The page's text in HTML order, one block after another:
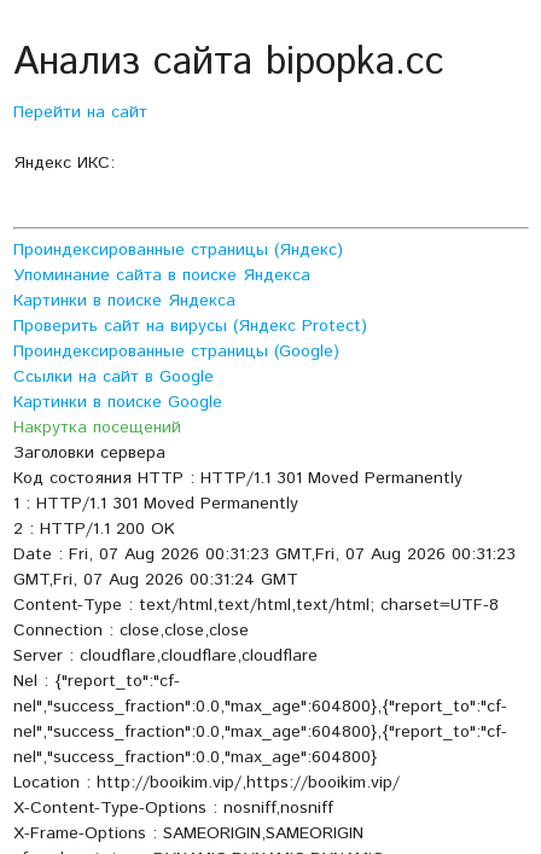
Анализ сайта bipopka.cc
Перейти на сайт
Яндекс ИКС:
Проиндексированные страницы (Яндекс)
Упоминание сайта в поиске Яндекса
Картинки в поиске Яндекса
Проверить сайт на вирусы (Яндекс Protect)
Проиндексированные страницы (Google)
Ссылки на сайт в Google
Картинки в поиске Google
Накрутка посещений
Заголовки сервера
Код состояния HTTP : HTTP/1.1 301 Moved Permanently
1 : HTTP/1.1 301 Moved Permanently
2 : HTTP/1.1 200 OK
Date : Fri, 07 Aug 2026 00:31:23 GMT,Fri, 07 Aug 2026 00:31:23
GMT,Fri, 07 Aug 2026 00:31:24 GMT
Content-Type : text/html,text/html,text/html; charset=UTF-8
Connection : close,close,close
Server : cloudflare,cloudflare,cloudflare
Nel : {"report_to":"cf-
nel","success_fraction":0.0,"max_age":604800},{"report_to":"cf-
nel","success_fraction":0.0,"max_age":604800},{"report_to":"cf-
nel","success_fraction":0.0,"max_age":604800}
Location : http://booikim.vip/,https://booikim.vip/
X-Content-Type-Options : nosniff,nosniff
X-Frame-Options : SAMEORIGIN,SAMEORIGIN